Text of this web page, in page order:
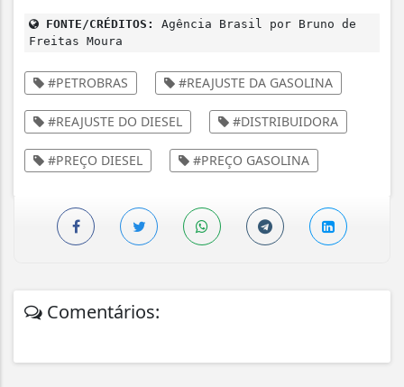
FONTE/CRÉDITOS:
Agência Brasil por Bruno de
Freitas Moura
#PETROBRAS #REAJUSTE DA GASOLINA
#REAJUSTE DO DIESEL #DISTRIBUIDORA
#PREÇO DIESEL #PREÇO GASOLINA
Comentários: